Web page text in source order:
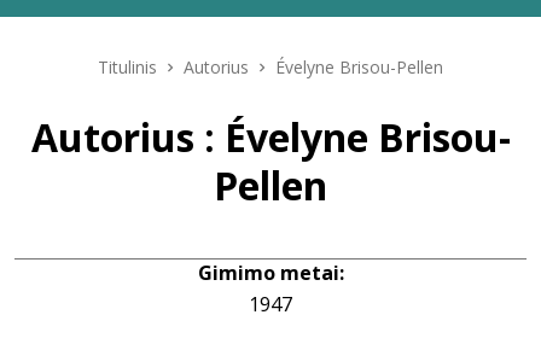
Leidiniai
Naujienos
Titulinis Autorius Évelyne Brisou-Pellen
Autorius : Évelyne Brisou-
Pellen
Gimimo metai:
1947